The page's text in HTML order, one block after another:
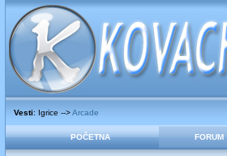
Vesti: Igrice -->Arcade
POČETNA FORUM